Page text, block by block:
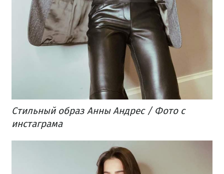
Стильный образ Анны Андрес / Фото с
инстаграма